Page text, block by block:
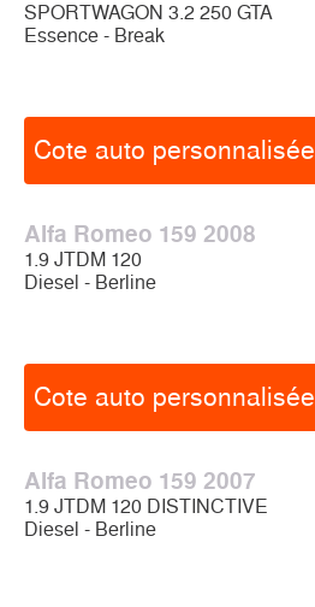
SPORTWAGON 3.2 250 GTA
Essence - Break
Cote auto personnalisée
Alfa Romeo 159 2008
1.9 JTDM 120
Diesel - Berline
Cote auto personnalisée
Alfa Romeo 159 2007
1.9 JTDM 120 DISTINCTIVE
Diesel - Berline